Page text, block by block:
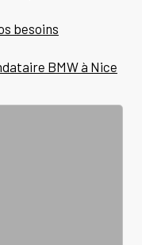
besoins
BMW à Nice